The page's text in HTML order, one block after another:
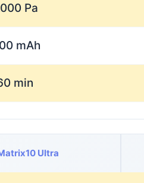
Pa
mAh
min
Ultra